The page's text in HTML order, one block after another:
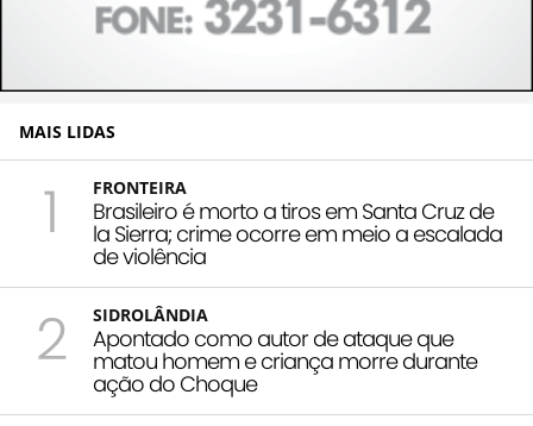
MAIS LIDAS
1 FRONTEIRA
Brasileiro é morto a tiros em Santa Cruz de
la Sierra; crime ocorre em meio a escalada
de violência
2 SIDROLÂNDIA
Apontado como autor de ataque que
matou homem e criança morre durante
ação do Choque